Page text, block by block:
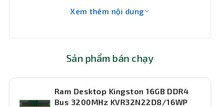
Xem thêm nội dung
Sản phẩm bán chạy
Ram Desktop Kingston 16GB DDR4
Bus 3200MHz KVR32N22D8/16WP